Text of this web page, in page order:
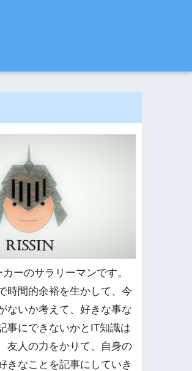
ーのサラリーマンです。
時間的余裕を生かして、今
ないか考えて、好きな事な
事にできないかとIT知識は
友人の力をかりて、自身の
きなことを記事にしていき